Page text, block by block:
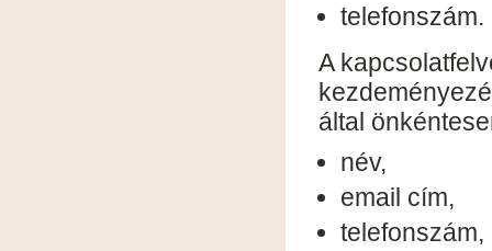
telefonszám.
A
által
név,
email cím,
telefonszám,